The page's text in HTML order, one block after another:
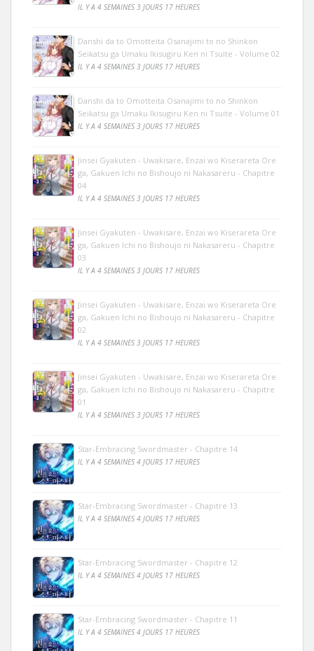
IL Y A 4 SEMAINES 3 JOURS 17 HEURES
Danshi da to Omotteita Osanajimi to no Shinkon
Seikatsu ga Umaku Ikisugiru Ken ni Tsuite - Volume 02
IL Y A 4 SEMAINES 3 JOURS 17 HEURES
Danshi da to Omotteita Osanajimi to no Shinkon
Seikatsu ga Umaku Ikisugiru Ken ni Tsuite - Volume 01
IL Y A 4 SEMAINES 3 JOURS 17 HEURES
Jinsei Gyakuten - Uwakisare, Enzai wo Kiserareta Ore
ga, Gakuen Ichi no Bishoujo ni Nakasareru - Chapitre
04
IL Y A 4 SEMAINES 3 JOURS 17 HEURES
Jinsei Gyakuten - Uwakisare, Enzai wo Kiserareta Ore
ga, Gakuen Ichi no Bishoujo ni Nakasareru - Chapitre
03
IL Y A 4 SEMAINES 3 JOURS 17 HEURES
Jinsei Gyakuten - Uwakisare, Enzai wo Kiserareta Ore
ga, Gakuen Ichi no Bishoujo ni Nakasareru - Chapitre
02
IL Y A 4 SEMAINES 3 JOURS 17 HEURES
Jinsei Gyakuten - Uwakisare, Enzai wo Kiserareta Ore
ga, Gakuen Ichi no Bishoujo ni Nakasareru - Chapitre
01
IL Y A 4 SEMAINES 3 JOURS 17 HEURES
Star-Embracing Swordmaster - Chapitre 14
IL Y A 4 SEMAINES 4 JOURS 17 HEURES
Star-Embracing Swordmaster - Chapitre 13
IL Y A 4 SEMAINES 4 JOURS 17 HEURES
Star-Embracing Swordmaster - Chapitre 12
IL Y A 4 SEMAINES 4 JOURS 17 HEURES
Star-Embracing Swordmaster - Chapitre 11
IL Y A 4 SEMAINES 4 JOURS 17 HEURES